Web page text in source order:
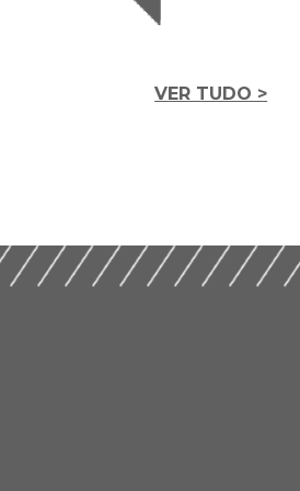
VER TUDO >